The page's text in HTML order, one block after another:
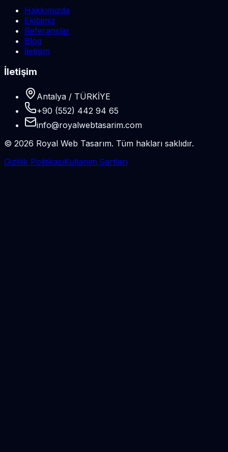
Hakkımızda
Ekibimiz
Referanslar
Blog
İletişim
İletişim
Antalya / TÜRKİYE
+90 (552) 442 94 65
info@royalwebtasarim.com
© 2026 Royal Web Tasarım. Tüm hakları saklıdır.
Gizlilik PolitikasıKullanım Şartları